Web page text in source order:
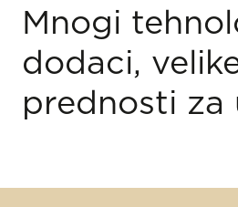
Mnogi
dodaci,
prednosti za